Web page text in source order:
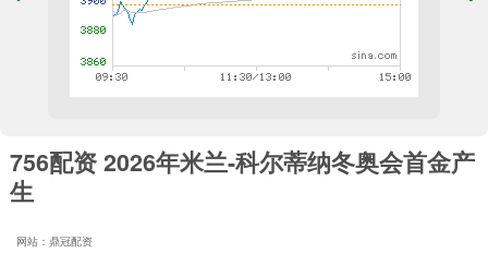
756配资 2026年米兰-科尔蒂纳冬奥会首金产
生
网站：鼎冠配资